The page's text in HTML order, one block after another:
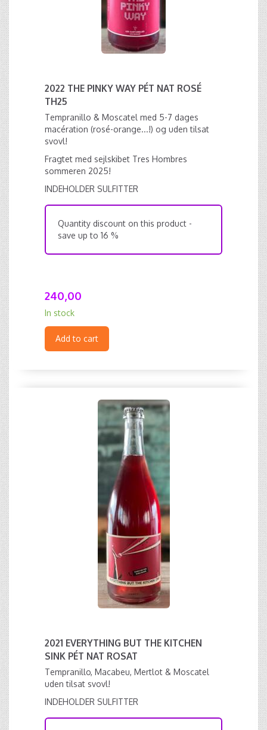
2022 THE PINKY WAY PÉT NAT ROSÉ
TH25
Tempranillo & Moscatel med 5-7 dages
macération (rosé-orange...!) og uden tilsat
svovl!
Fragtet med sejlskibet Tres Hombres
sommeren 2025!
INDEHOLDER SULFITTER
Quantity discount on this product -
save up to 16 %
240,00
In stock
Add to cart
2021 EVERYTHING BUT THE KITCHEN
SINK PÉT NAT ROSAT
Tempranillo, Macabeu, Mertlot & Moscatel
uden tilsat svovl!
INDEHOLDER SULFITTER